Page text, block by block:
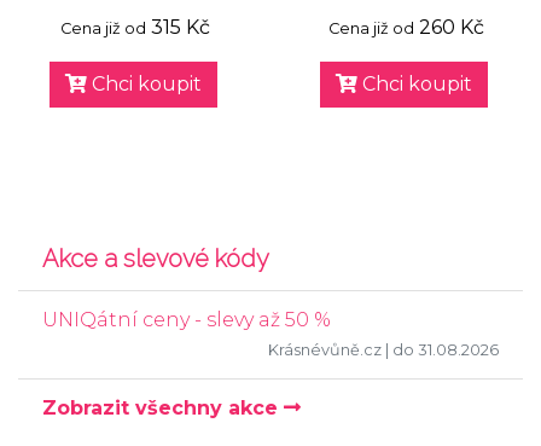
Cena již od 315 Kč
Chci koupit
Cena již od 260 Kč
Chci koupit
Akce a slevové kódy
UNIQátní ceny - slevy až 50 %
Krásnévůně.cz | do 31.08.2026
Zobrazit všechny akce